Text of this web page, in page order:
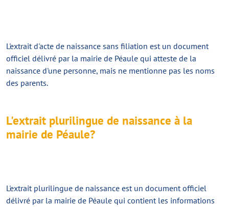
L'extrait d'acte de naissance sans filiation est un document
officiel délivré par la mairie de Péaule qui atteste de la
naissance d'une personne, mais ne mentionne pas les noms
des parents.
L'extrait plurilingue de naissance à la
mairie de Péaule?
L'extrait plurilingue de naissance est un document officiel
délivré par la mairie de Péaule qui contient les informations